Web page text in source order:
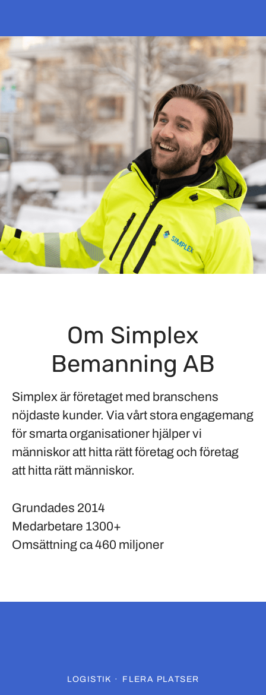
Om Simplex
Bemanning AB
Simplex är företaget med branschens
nöjdaste kunder. Via vårt stora engagemang
för smarta organisationer hjälper vi
människor att hitta rätt företag och företag
att hitta rätt människor.
Grundades 2014
Medarbetare 1300+
Omsättningca 460 miljoner
LOGISTIK · FLERA PLATSER